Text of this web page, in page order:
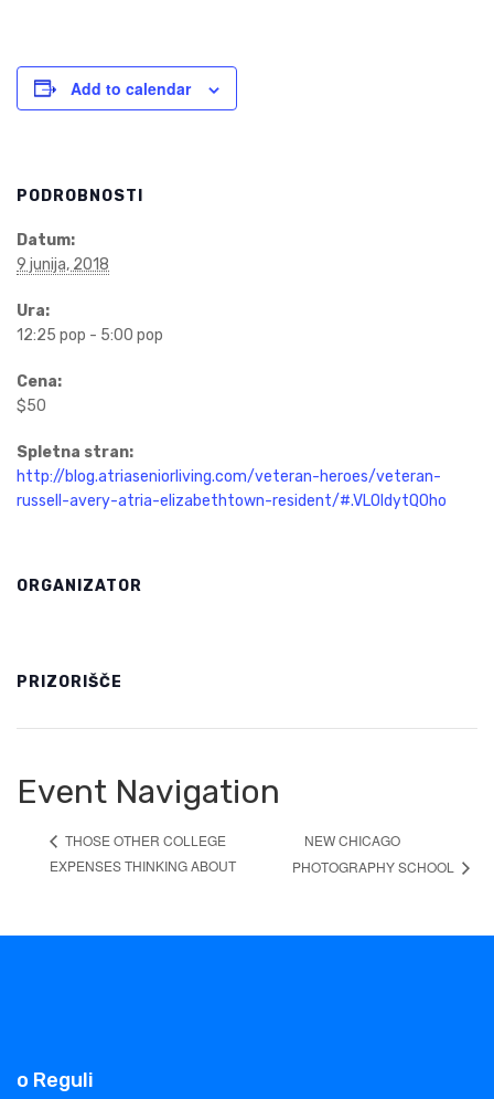
Add to calendar
PODROBNOSTI
Datum:
9 junija, 2018
Ura:
12:25 pop - 5:00 pop
Cena:
$50
Spletna stran:
http://blog.atriaseniorliving.com/veteran-heroes/veteran-
russell-avery-atria-elizabethtown-resident/#.VLOIdytQOho
ORGANIZATOR
PRIZORIŠČE
Event Navigation
THOSE OTHER COLLEGE
EXPENSES THINKING ABOUT
NEW CHICAGO
PHOTOGRAPHY SCHOOL
o Reguli